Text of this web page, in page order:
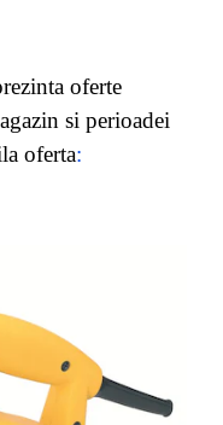
oferte
si perioadei
oferta: